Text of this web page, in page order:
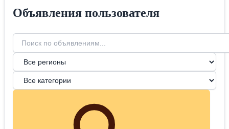
Объявления пользователя